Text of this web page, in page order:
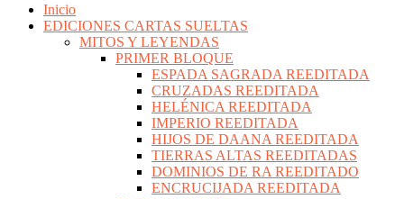
Inicio
EDICIONES CARTAS SUELTAS
MITOS Y LEYENDAS
PRIMER BLOQUE
ESPADA SAGRADA REEDITADA
CRUZADAS REEDITADA
HELÉNICA REEDITADA
IMPERIO REEDITADA
HIJOS DE DAANA REEDITADA
TIERRAS ALTAS REEDITADAS
DOMINIOS DE RA REEDITADO
ENCRUCIJADA REEDITADA